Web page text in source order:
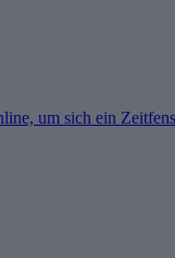
um sich ein